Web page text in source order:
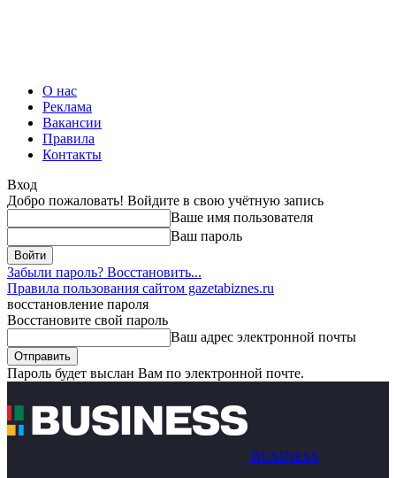
О нас
Реклама
Вакансии
Правила
Контакты
Вход
Добро пожаловать! Войдите в свою учётную запись
Ваше имя пользователя
Ваш пароль
Забыли пароль? Восстановить...
Правила пользования сайтом gazetabiznes.ru
восстановление пароля
Восстановите свой пароль
Ваш адрес электронной почты
Пароль будет выслан Вам по электронной почте.
BUSINESS